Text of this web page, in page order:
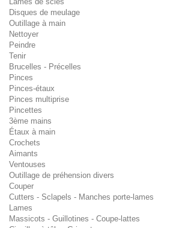
Disques de meulage
Outillage à main
Nettoyer
Peindre
Tenir
Brucelles - Précelles
Pinces
Pinces-étaux
Pinces multiprise
Pincettes
3ème mains
Étaux à main
Crochets
Aimants
Ventouses
Outillage de préhension divers
Couper
Cutters - Sclapels - Manches porte-lames
Lames
Massicots - Guillotines - Coupe-lattes